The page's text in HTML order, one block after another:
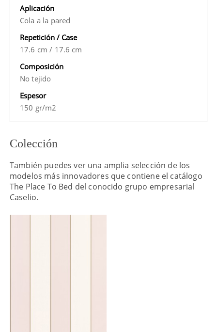
Aplicación
Cola a la pared
Repetición / Case
17.6 cm/ 17.6 cm
Composición
No tejido
Espesor
150 gr/m2
Colección
También puedes ver una amplia selección de los
modelos más innovadores que contiene el catálogo
The Place To Bed del conocido grupo empresarial
Caselio.